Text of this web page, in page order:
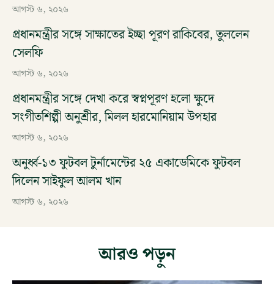
আগস্ট ৬, ২০২৬
প্রধানমন্ত্রীর সঙ্গে সাক্ষাতের ইচ্ছা পূরণ রাকিবের, তুললেন
সেলফি
আগস্ট ৬, ২০২৬
প্রধানমন্ত্রীর সঙ্গে দেখা করে স্বপ্নপূরণ হলো ক্ষুদে
সংগীতশিল্পী অনুশ্রীর, মিলল হারমোনিয়াম উপহার
আগস্ট ৬, ২০২৬
অনুর্ধ্ব-১৩ ফুটবল টুর্নামেন্টের ২৫ একাডেমিকে ফুটবল
দিলেন সাইফুল আলম খান
আগস্ট ৬, ২০২৬
আরও পড়ুন